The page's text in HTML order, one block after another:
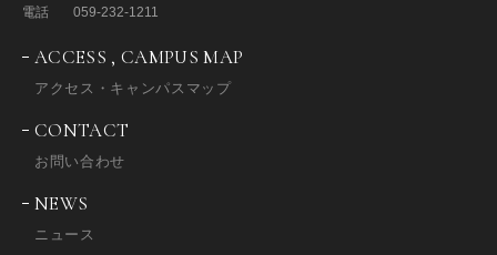
電話
059-232-1211
ACCESS , CAMPUS MAP
アクセス・キャンパスマップ
CONTACT
お問い合わせ
NEWS
ニュース